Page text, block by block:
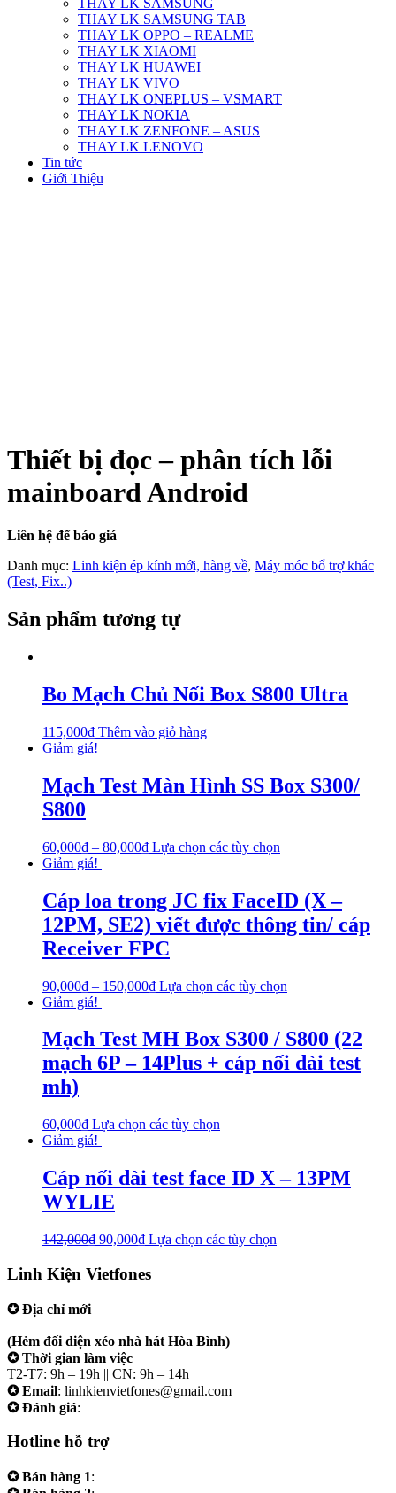
THAY LK SAMSUNG
THAY LK SAMSUNG TAB
THAY LK OPPO – REALME
THAY LK XIAOMI
THAY LK HUAWEI
THAY LK VIVO
THAY LK ONEPLUS – VSMART
THAY LK NOKIA
THAY LK ZENFONE – ASUS
THAY LK LENOVO
Tin tức
Giới Thiệu
Thiết bị đọc – phân tích lỗi
mainboard Android
Liên hệ để báo giá
Danh mục: Linh kiện ép kính mới, hàng về, Máy móc bổ trợ khác
(Test, Fix..)
Sản phẩm tương tự
Bo Mạch Chủ Nối Box S800 Ultra
115,000₫ Thêm vào giỏ hàng
Giảm giá!
Mạch Test Màn Hình SS Box S300/
S800
60,000₫ – 80,000₫ Lựa chọn các tùy chọn
Giảm giá!
Cáp loa trong JC fix FaceID (X –
12PM, SE2) viết được thông tin/ cáp
Receiver FPC
90,000₫ – 150,000₫ Lựa chọn các tùy chọn
Giảm giá!
Mạch Test MH Box S300 / S800 (22
mạch 6P – 14Plus + cáp nối dài test
mh)
60,000₫ Lựa chọn các tùy chọn
Giảm giá!
Cáp nối dài test face ID X – 13PM
WYLIE
142,000₫ 90,000₫ Lựa chọn các tùy chọn
Linh Kiện Vietfones
✪ Địa chỉ mới
(Hẻm đối diện xéo nhà hát Hòa Bình)
✪ Thời gian làm việc
T2-T7: 9h – 19h || CN: 9h – 14h
✪ Email: linhkienvietfones@gmail.com
✪ Đánh giá:
Hotline hỗ trợ
✪ Bán hàng 1: